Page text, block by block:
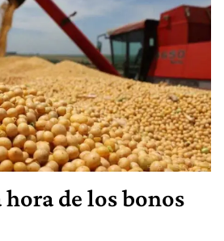
hora de los bonos